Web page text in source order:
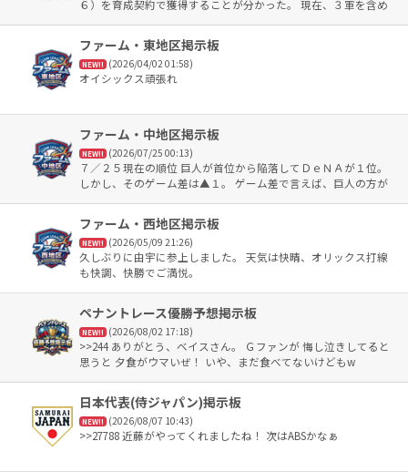
６）を育成契約で獲得することが分かった。 現在、３軍を含め
＞
ファーム・東地区掲示板
NEW!! (2026/04/02 01:58)
オイシックス頑張れ
ファーム・中地区掲示板
NEW!! (2026/07/25 00:13)
７／２５現在の順位 巨人が首位から陥落してＤｅＮＡが１位。
しかし、そのゲーム差は▲１。 ゲーム差で言えば、巨人の方が
ファーム・西地区掲示板
NEW!! (2026/05/09 21:26)
久しぶりに由宇に参上しました。 天気は快晴、オリックス打線
も快調、快勝でご満悦。
ペナントレース優勝予想掲示板
NEW!! (2026/08/02 17:18)
>>244 ありがとう、ベイスさん。 Ｇファンが 悔し泣きしてると
思うと 夕食がウマいぜ！ いや、まだ食べてないけどもw
日本代表(侍ジャパン)掲示板
NEW!! (2026/08/07 10:43)
>>27788 近藤がやってくれましたね！ 次はABSかなぁ